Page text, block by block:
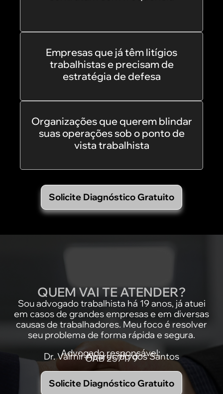
Empresas que já têm litígios
trabalhistas e precisam de
estratégia de defesa
Organizações que querem blindar
suas operações sob o ponto de
vista trabalhista
Solicite Diagnóstico Gratuito
QUEM VAI TE ATENDER?
Sou advogado trabalhista há 19 anos, já atuei
em casos de grandes empresas e em diversas
causas de trabalhadores. Meu foco é resolver
seu problema de forma rápida e segura.
Advogado responsável:
Dr. Valmir Aparecido dos Santos
OAB 257179
Solicite Diagnóstico Gratuito